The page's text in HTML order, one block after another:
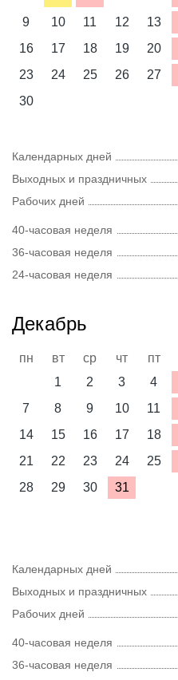
9
10 11 12 13
16
17 18 19 20
23
24 25 26 27
30
Календарных дней
Выходных и праздничных
Рабочих дней
40-часовая неделя
36-часовая неделя
24-часовая неделя
Декабрь
пн вт ср чт пт
1
2 3 4
7
8 9 10 11
14
15 16 17 18
21
22 23 24 25
28
29 30 31
Календарных дней
Выходных и праздничных
Рабочих дней
40-часовая неделя
36-часовая неделя